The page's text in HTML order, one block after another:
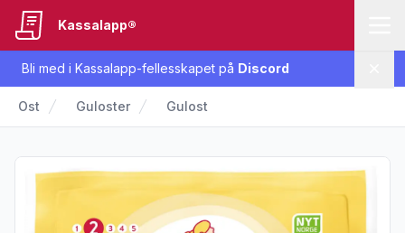
Bli med i Kassalapp-fellesskapet på Discord
Kassalapp®
Ost Guloster Gulost